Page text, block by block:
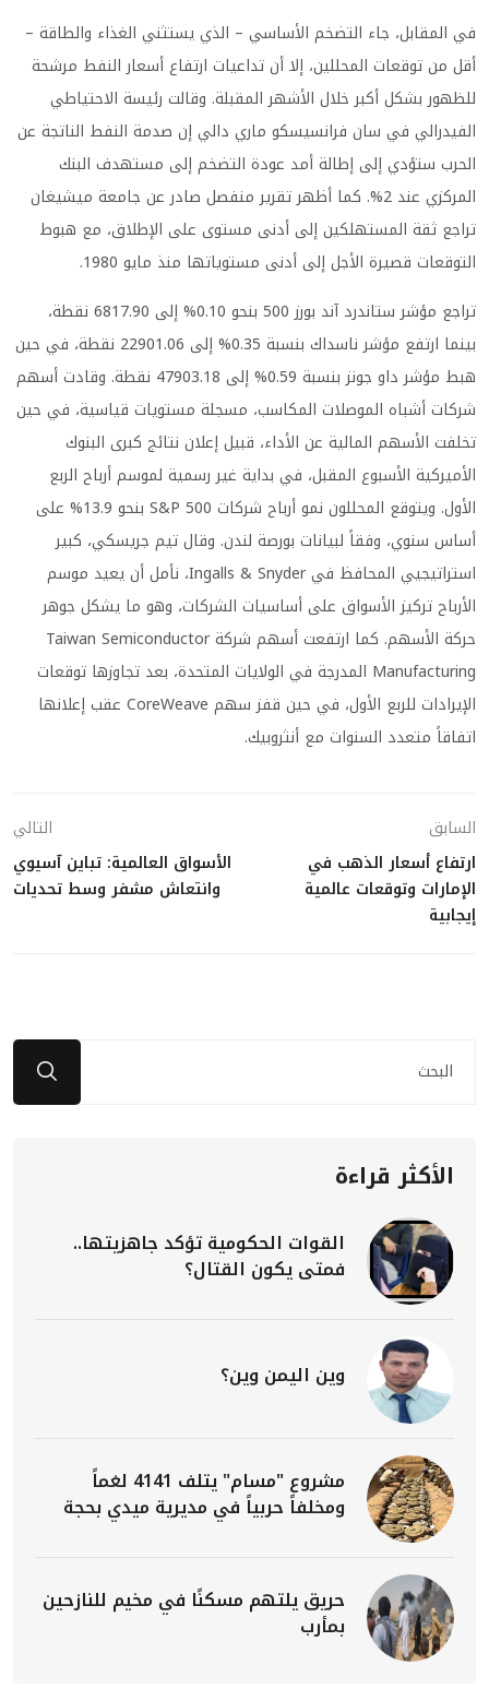
في المقابل، جاء التضخم الأساسي – الذي يستثني الغذاء والطاقة –
أقل من توقعات المحللين، إلا أن تداعيات ارتفاع أسعار النفط مرشحة
للظهور بشكل أكبر خلال الأشهر المقبلة. وقالت رئيسة الاحتياطي
الفيدرالي في سان فرانسيسكو ماري دالي إن صدمة النفط الناتجة عن
الحرب ستؤدي إلى إطالة أمد عودة التضخم إلى مستهدف البنك
المركزي عند 2%. كما أظهر تقرير منفصل صادر عن جامعة ميشيغان
تراجع ثقة المستهلكين إلى أدنى مستوى على الإطلاق، مع هبوط
التوقعات قصيرة الأجل إلى أدنى مستوياتها منذ مايو 1980.
تراجع مؤشر ستاندرد آند بورز 500 بنحو 0.10% إلى 6817.90 نقطة،
بينما ارتفع مؤشر ناسداك بنسبة 0.35% إلى 22901.06 نقطة، في حين
هبط مؤشر داو جونز بنسبة 0.59% إلى 47903.18 نقطة. وقادت أسهم
شركات أشباه الموصلات المكاسب، مسجلة مستويات قياسية، في حين
تخلفت الأسهم المالية عن الأداء، قبيل إعلان نتائج كبرى البنوك
الأميركية الأسبوع المقبل، في بداية غير رسمية لموسم أرباح الربع
الأول. ويتوقع المحللون نمو أرباح شركات S&P 500 بنحو 13.9% على
أساس سنوي، وفقاً لبيانات بورصة لندن. وقال تيم جريسكي، كبير
استراتيجيي المحافظ في Ingalls & Snyder، نأمل أن يعيد موسم
الأرباح تركيز الأسواق على أساسيات الشركات، وهو ما يشكل جوهر
حركة الأسهم. كما ارتفعت أسهم شركة Taiwan Semiconductor
Manufacturing المدرجة في الولايات المتحدة، بعد تجاوزها توقعات
الإيرادات للربع الأول، في حين قفز سهم CoreWeave عقب إعلانها
اتفاقاً متعدد السنوات مع أنثروبيك.
السابق
ارتفاع أسعار الذهب في
الإمارات وتوقعات عالمية
إيجابية
التالي
الأسواق العالمية: تباين آسيوي
وانتعاش مشفر وسط تحديات
الأكثر قراءة
القوات الحكومية تؤكد جاهزيتها..
فمتى يكون القتال؟
وين اليمن وين؟
مشروع "مسام" يتلف 4141 لغماً
ومخلفاً حربياً في مديرية ميدي بحجة
حريق يلتهم مسكنًا في مخيم للنازحين
بمأرب